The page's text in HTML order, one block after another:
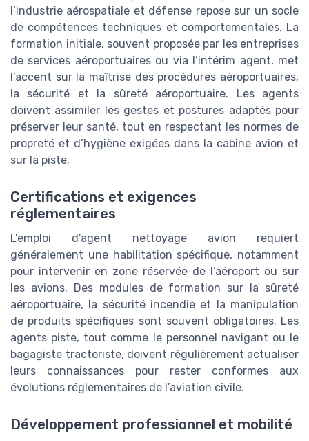
l’industrie aérospatiale et défense repose sur un socle
de compétences techniques et comportementales. La
formation initiale, souvent proposée par les entreprises
de services aéroportuaires ou via l’intérim agent, met
l’accent sur la maîtrise des procédures aéroportuaires,
la sécurité et la sûreté aéroportuaire. Les agents
doivent assimiler les gestes et postures adaptés pour
préserver leur santé, tout en respectant les normes de
propreté et d’hygiène exigées dans la cabine avion et
sur la piste.
Certifications et exigences
réglementaires
L’emploi d’agent nettoyage avion requiert
généralement une habilitation spécifique, notamment
pour intervenir en zone réservée de l’aéroport ou sur
les avions. Des modules de formation sur la sûreté
aéroportuaire, la sécurité incendie et la manipulation
de produits spécifiques sont souvent obligatoires. Les
agents piste, tout comme le personnel navigant ou le
bagagiste tractoriste, doivent régulièrement actualiser
leurs connaissances pour rester conformes aux
évolutions réglementaires de l’aviation civile.
Développement professionnel et mobilité